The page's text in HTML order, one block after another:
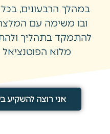
במהלך הרבעונים,
ובו משימה עם
להתמקד בתהליך
מלוא
אני רוצה להשקיע